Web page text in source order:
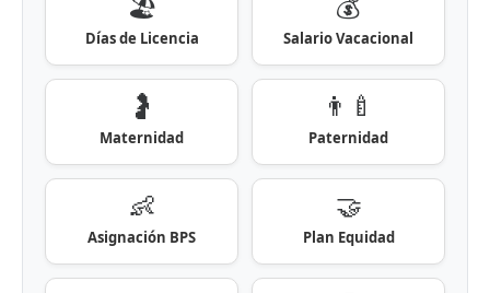
Días de Licencia Salario Vacacional
🤰
Maternidad
👨‍🍼
Paternidad
👶
Asignación BPS
🤝
Plan Equidad